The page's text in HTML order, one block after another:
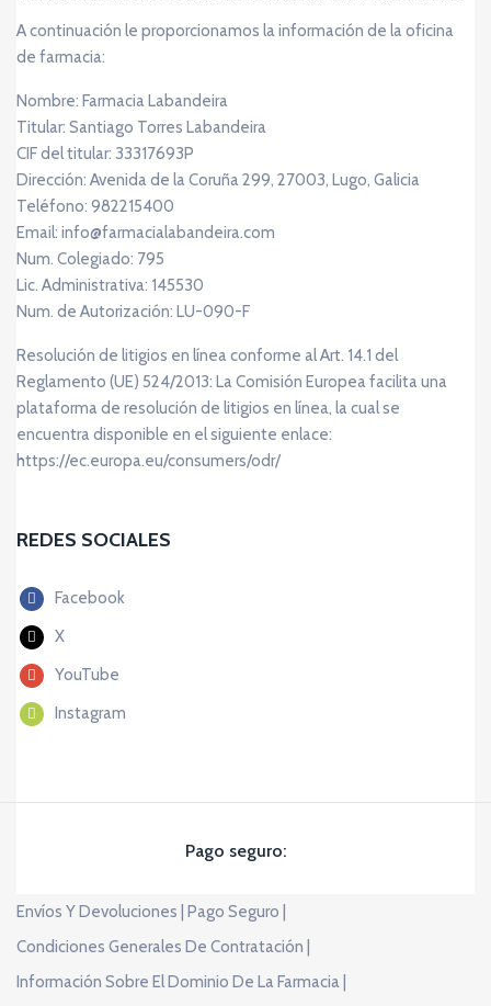
A continuación le proporcionamos la información de la oficina
de farmacia:
Nombre: Farmacia Labandeira
Titular: Santiago Torres Labandeira
CIF del titular: 33317693P
Dirección: Avenida de la Coruña 299, 27003, Lugo, Galicia
Teléfono: 982215400
Email: info@farmacialabandeira.com
Num. Colegiado: 795
Lic. Administrativa: 145530
Num. de Autorización: LU-090-F
Resolución de litigios en línea conforme al Art. 14.1 del
Reglamento (UE) 524/2013: La Comisión Europea facilita una
plataforma de resolución de litigios en línea, la cual se
encuentra disponible en el siguiente enlace:
https://ec.europa.eu/consumers/odr/
REDES SOCIALES
Facebook
X
YouTube
Instagram
Pago seguro:
Envíos Y Devoluciones | Pago Seguro |
Condiciones Generales De Contratación |
Información Sobre El Dominio De La Farmacia |